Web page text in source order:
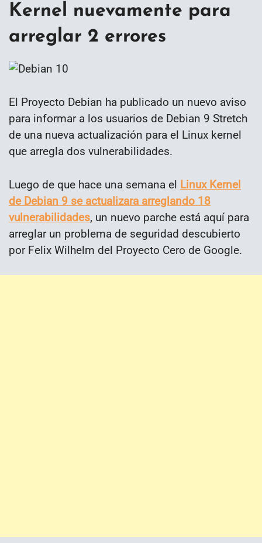
Kernel nuevamente para
arreglar 2 errores
El Proyecto Debian ha publicado un nuevo aviso
para informar a los usuarios de Debian 9 Stretch
de una nueva actualización para el Linux kernel
que arregla dos vulnerabilidades.
Luego de que hace una semana el Linux Kernel
de Debian 9 se actualizara arreglando 18
vulnerabilidades, un nuevo parche está aquí para
arreglar un problema de seguridad descubierto
por Felix Wilhelm del Proyecto Cero de Google.